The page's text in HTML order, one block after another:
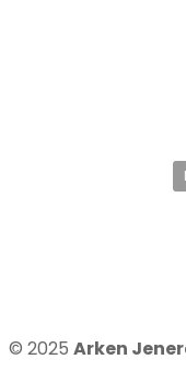
© 2025 Arken